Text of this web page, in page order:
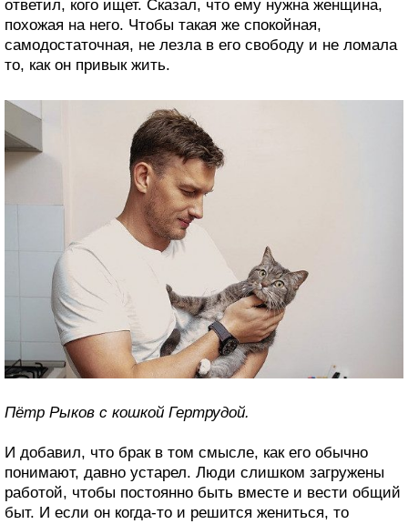
ответил, кого ищет. Сказал, что ему нужна женщина,
похожая на него. Чтобы такая же спокойная,
самодостаточная, не лезла в его свободу и не ломала
то, как он привык жить.
Пётр Рыков с кошкой Гертрудой.
И добавил, что брак в том смысле, как его обычно
понимают, давно устарел. Люди слишком загружены
работой, чтобы постоянно быть вместе и вести общий
быт. И если он когда-то и решится жениться, то